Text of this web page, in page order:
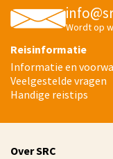
Wordt op
Reisinformatie
Informatie en
Veelgestelde vragen
Handige reistips
Over SRC